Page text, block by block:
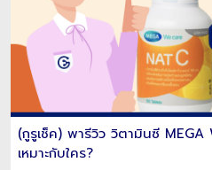
(กูรูเช็ค) พารีวิว วิตามินซี
เหมาะกับใคร?